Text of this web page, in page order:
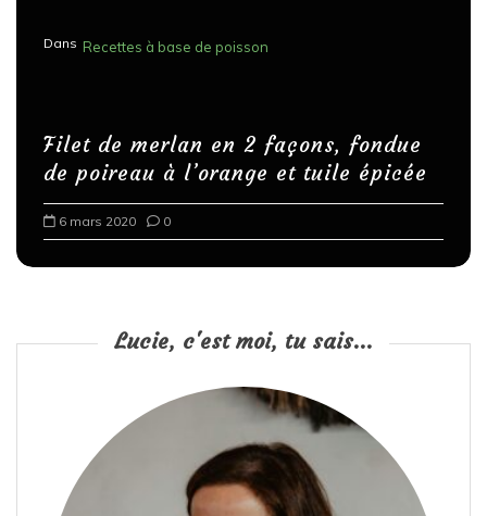
Dans Recettes à base de poisson
Filet de merlan en 2 façons, fondue
de poireau à l’orange et tuile épicée
6 mars 2020 0
Lucie, c'est moi, tu sais...